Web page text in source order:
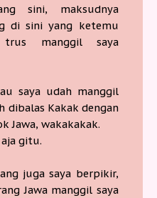
sini, maksudnya
di sini yang ketemu
trus manggil saya
saya udah manggil
dibalas Kakak dengan
Jawa, wakakakak.
gitu.
juga saya berpikir,
Jawa manggil saya